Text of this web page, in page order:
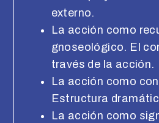
externo.
La acción como
gnoseológico. El
través de la acción.
La acción como
Estructura
La acción como